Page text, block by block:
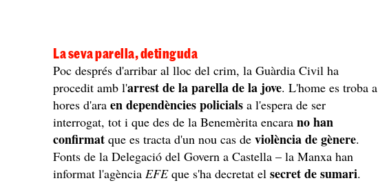
La seva parella, detinguda
Poc després d'arribar al lloc del crim, la Guàrdia Civil ha
procedit amb l'arrest de la parella de la jove. L'home es troba a
hores d'araen dependències policialsa l'espera de ser
interrogat, tot i que des de la Benemèrita encarano han
confirmatque es tracta d'un nou cas deviolència de gènere.
Fonts de la Delegació del Govern a Castella – la Manxa han
informat l'agència EFEque s'ha decretat elsecret de sumari.